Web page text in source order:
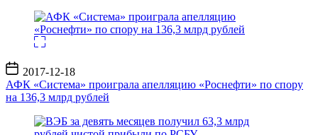
Дата
записи
2017-12-18
АФК «Система» проиграла апелляцию «Роснефти» по спору
на 136,3 млрд рублей